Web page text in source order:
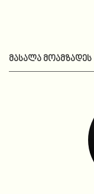
ᲛᲐᲡᲐᲚᲐ ᲛᲝᲐᲛᲖᲐᲓᲔᲡ